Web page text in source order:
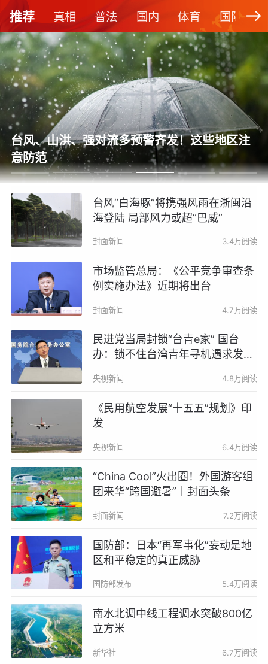
推荐 真相 普法 国内 体育 国际
台风、山洪、强对流多预警齐发！这些地区注
意防范
台风“白海豚”将携强风雨在浙闽沿
海登陆 局部风力或超“巴威”
封面新闻 3.4万阅读
市场监管总局：《公平竞争审查条
例实施办法》近期将出台
封面新闻 4.7万阅读
民进党当局封锁“台青e家” 国台
办：锁不住台湾青年寻机遇求发展
央视新闻 4.8万阅读
《民用航空发展“十五五”规划》印
发
央视新闻 6.4万阅读
“China Cool”火出圈！外国游客组
团来华“跨国避暑”｜封面头条
封面新闻 7.2万阅读
国防部：日本“再军事化”妄动是地
区和平稳定的真正威胁
国防部发布 5.4万阅读
南水北调中线工程调水突破800亿
立方米
新华社 6.7万阅读